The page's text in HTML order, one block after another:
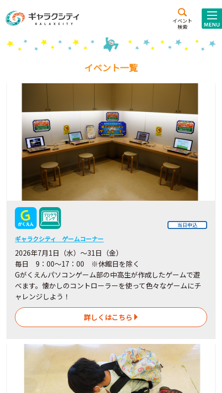
イベント
検索
施設案内
こども
西新井
施設･
こどもみーてぃんぐ
Gがくえん
ブランドからのお知らせ
いっしょに創る
イベントレポート
イベント一覧
当日申込
ギャラクシティ ゲームコーナー
2026年7月1日（水）～31日（金）
毎日 9：00～17：00 ※休館日を除く
Gがくえんパソコンゲーム部の中高生が作成したゲームで遊
べます。懐かしのコントローラーを使って色々なゲームにチ
ャレンジしよう！
詳しくはこちら